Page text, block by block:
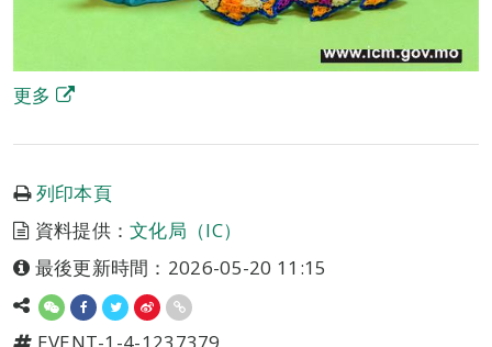
更多
列印本頁
資料提供：文化局（IC）
最後更新時間：2026-05-20 11:15